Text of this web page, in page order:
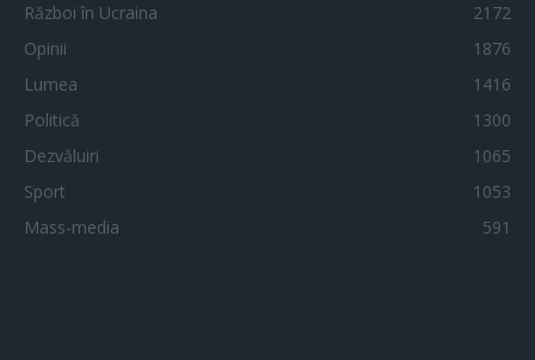
Război în Ucraina
2172
Opinii
1876
Lumea
1416
Politică
1300
Dezvăluiri
1065
Sport
1053
Mass-media
591